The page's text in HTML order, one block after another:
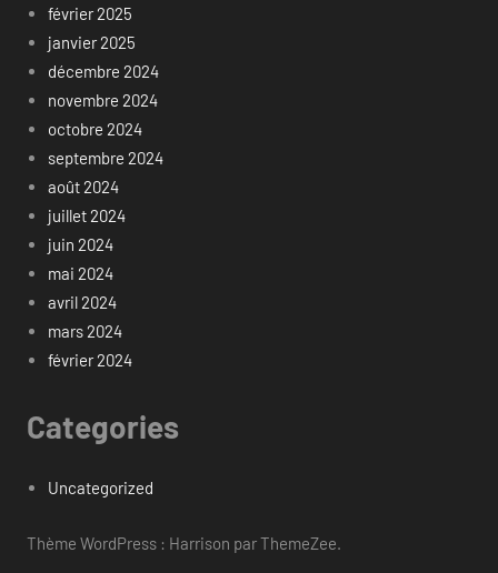
février 2025
janvier 2025
décembre 2024
novembre 2024
octobre 2024
septembre 2024
août 2024
juillet 2024
juin 2024
mai 2024
avril 2024
mars 2024
février 2024
Categories
Uncategorized
Thème WordPress : Harrison par ThemeZee.